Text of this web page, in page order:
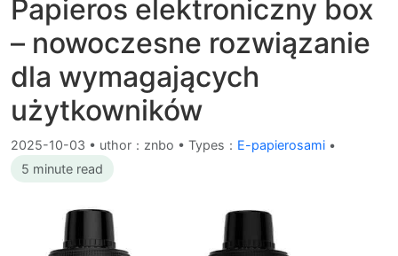
Papieros elektroniczny box
– nowoczesne rozwiązanie
dla wymagających
użytkowników
2025-10-03 • uthor：znbo • Types： E-papierosami •
5 minute read